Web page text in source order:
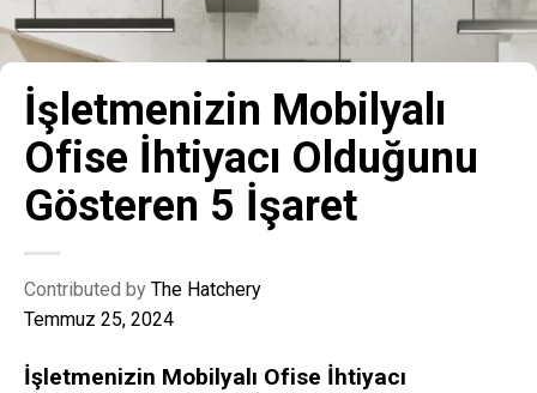
İşletmenizin Mobilyalı
Ofise İhtiyacı Olduğunu
Gösteren 5 İşaret
Contributed by The Hatchery
Temmuz 25, 2024
İşletmenizin Mobilyalı Ofise İhtiyacı